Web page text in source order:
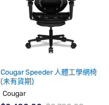
Cougar Speeder 人體工學網椅
(未有貨期)
Cougar